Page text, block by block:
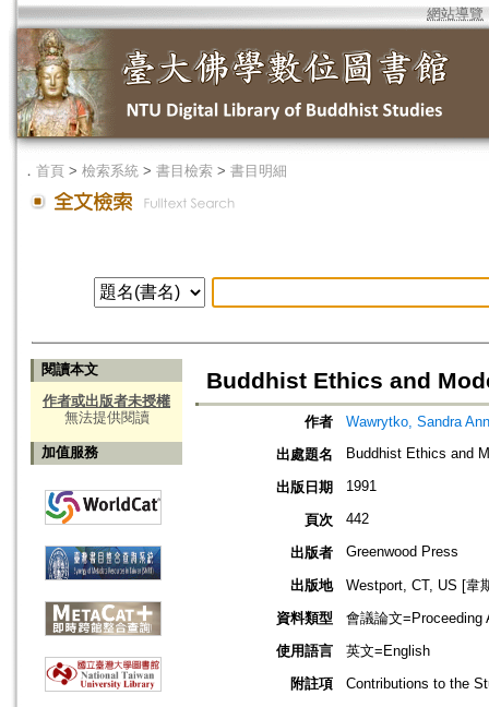
網站導覽
． 首頁 > 檢索系統 > 書目檢索 > 書目明細
閱讀本文
作者或出版者未授權
無法提供閱讀
加值服務
Buddhist Ethics and
作者
Wawrytko, Sandra
出處題名
Buddhist Ethics and
出版日期 1991
頁次 442
出版者 Greenwood Press
出版地
Westport, CT, US [韋
資料類型
會議論文=Proceeding
使用語言
英文=English
附註項
Contributions to the